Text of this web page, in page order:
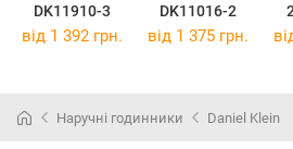
DK11910-3
DK11016-2
від 1 392 грн. від 1 375 грн.
Наручні годинники Daniel Klein